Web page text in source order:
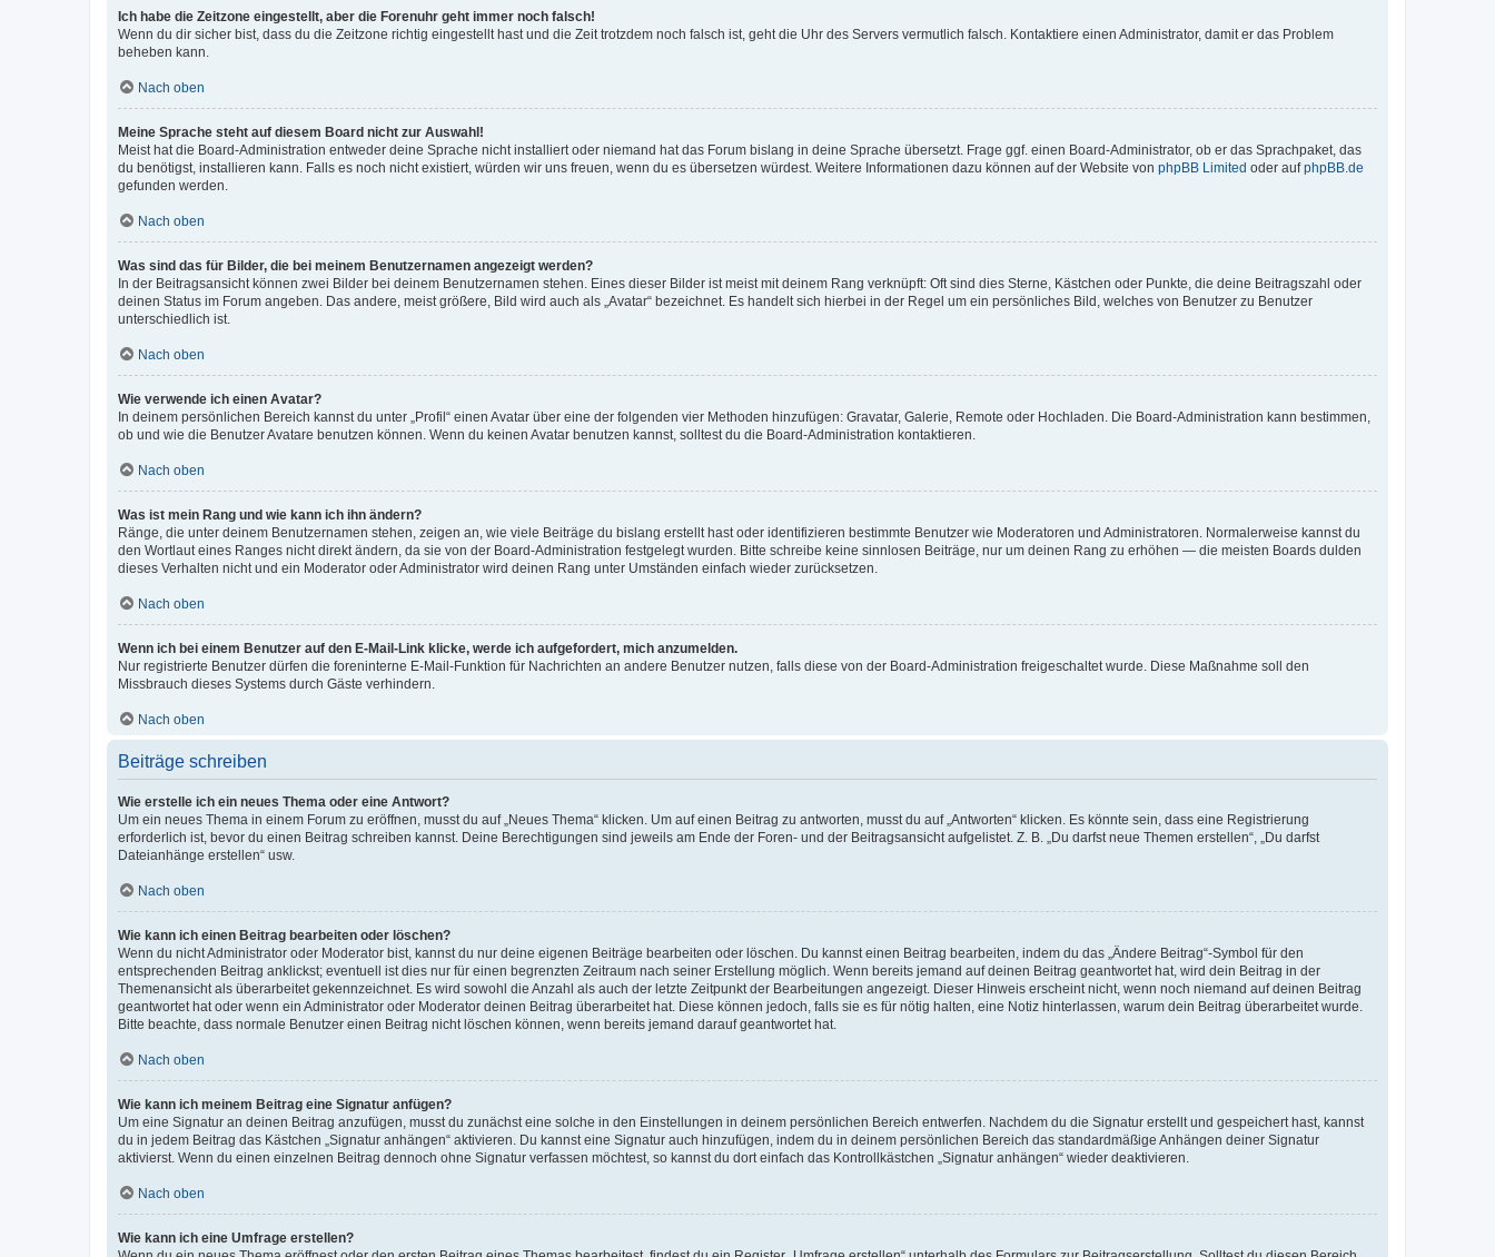
Ich habe die Zeitzone eingestellt, aber die Forenuhr geht immer noch falsch!
Wenn du dir sicher bist, dass du die Zeitzone richtig eingestellt hast und die Zeit trotzdem noch falsch ist, geht die Uhr des Servers vermutlich falsch. Kontaktiere einen Administrator, damit er das Problem
beheben kann.
Nach oben
Meine Sprache steht auf diesem Board nicht zur Auswahl!
Meist hat die Board-Administration entweder deine Sprache nicht installiert oder niemand hat das Forum bislang in deine Sprache übersetzt. Frage ggf. einen Board-Administrator, ob er das Sprachpaket, das
du benötigst, installieren kann. Falls es noch nicht existiert, würden wir uns freuen, wenn du es übersetzen würdest. Weitere Informationen dazu können auf der Website von phpBB Limited oder aufphpBB.de
gefunden werden.
Nach oben
Was sind das für Bilder, die bei meinem Benutzernamen angezeigt werden?
In der Beitragsansicht können zwei Bilder bei deinem Benutzernamen stehen. Eines dieser Bilder ist meist mit deinem Rang verknüpft: Oft sind dies Sterne, Kästchen oder Punkte, die deine Beitragszahl oder
deinen Status im Forum angeben. Das andere, meist größere, Bild wird auch als „Avatar“ bezeichnet. Es handelt sich hierbei in der Regel um ein persönliches Bild, welches von Benutzer zu Benutzer
unterschiedlich ist.
Nach oben
Wie verwende ich einen Avatar?
In deinem persönlichen Bereich kannst du unter „Profil“ einen Avatar über eine der folgenden vier Methoden hinzufügen: Gravatar, Galerie, Remote oder Hochladen. Die Board-Administration kann bestimmen,
ob und wie die Benutzer Avatare benutzen können. Wenn du keinen Avatar benutzen kannst, solltest du die Board-Administration kontaktieren.
Nach oben
Was ist mein Rang und wie kann ich ihn ändern?
Ränge, die unter deinem Benutzernamen stehen, zeigen an, wie viele Beiträge du bislang erstellt hast oder identifizieren bestimmte Benutzer wie Moderatoren und Administratoren. Normalerweise kannst du
den Wortlaut eines Ranges nicht direkt ändern, da sie von der Board-Administration festgelegt wurden. Bitte schreibe keine sinnlosen Beiträge, nur um deinen Rang zu erhöhen — die meisten Boards dulden
dieses Verhalten nicht und ein Moderator oder Administrator wird deinen Rang unter Umständen einfach wieder zurücksetzen.
Nach oben
Wenn ich bei einem Benutzer auf den E-Mail-Link klicke, werde ich aufgefordert, mich anzumelden.
Nur registrierte Benutzer dürfen die foreninterne E-Mail-Funktion für Nachrichten an andere Benutzer nutzen, falls diese von der Board-Administration freigeschaltet wurde. Diese Maßnahme soll den
Missbrauch dieses Systems durch Gäste verhindern.
Nach oben
Beiträge schreiben
Wie erstelle ich ein neues Thema oder eine Antwort?
Um ein neues Thema in einem Forum zu eröffnen, musst du auf „Neues Thema“ klicken. Um auf einen Beitrag zu antworten, musst du auf „Antworten“ klicken. Es könnte sein, dass eine Registrierung
erforderlich ist, bevor du einen Beitrag schreiben kannst. Deine Berechtigungen sind jeweils am Ende der Foren- und der Beitragsansicht aufgelistet. Z. B. „Du darfst neue Themen erstellen“, „Du darfst
Dateianhänge erstellen“ usw.
Nach oben
Wie kann ich einen Beitrag bearbeiten oder löschen?
Wenn du nicht Administrator oder Moderator bist, kannst du nur deine eigenen Beiträge bearbeiten oder löschen. Du kannst einen Beitrag bearbeiten, indem du das „Ändere Beitrag“-Symbol für den
entsprechenden Beitrag anklickst; eventuell ist dies nur für einen begrenzten Zeitraum nach seiner Erstellung möglich. Wenn bereits jemand auf deinen Beitrag geantwortet hat, wird dein Beitrag in der
Themenansicht als überarbeitet gekennzeichnet. Es wird sowohl die Anzahl als auch der letzte Zeitpunkt der Bearbeitungen angezeigt. Dieser Hinweis erscheint nicht, wenn noch niemand auf deinen Beitrag
geantwortet hat oder wenn ein Administrator oder Moderator deinen Beitrag überarbeitet hat. Diese können jedoch, falls sie es für nötig halten, eine Notiz hinterlassen, warum dein Beitrag überarbeitet wurde.
Bitte beachte, dass normale Benutzer einen Beitrag nicht löschen können, wenn bereits jemand darauf geantwortet hat.
Nach oben
Wie kann ich meinem Beitrag eine Signatur anfügen?
Um eine Signatur an deinen Beitrag anzufügen, musst du zunächst eine solche in den Einstellungen in deinem persönlichen Bereich entwerfen. Nachdem du die Signatur erstellt und gespeichert hast, kannst
du in jedem Beitrag das Kästchen „Signatur anhängen“ aktivieren. Du kannst eine Signatur auch hinzufügen, indem du in deinem persönlichen Bereich das standardmäßige Anhängen deiner Signatur
aktivierst. Wenn du einen einzelnen Beitrag dennoch ohne Signatur verfassen möchtest, so kannst du dort einfach das Kontrollkästchen „Signatur anhängen“ wieder deaktivieren.
Nach oben
Wie kann ich eine Umfrage erstellen?